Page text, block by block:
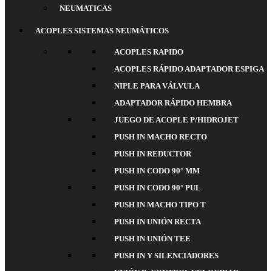
NEUMATICAS
ACOPLES SISTEMAS NEUMÁTICOS
ACOPLES RAPIDO
ACOPLES RÁPIDO ADAPTADOR ESPIGA
NIPLE PARA VÁLVULA
ADAPTADOR RÁPIDO HEMBRA
JUEGO DE ACOPLE P/HIDROJET
PUSH IN MACHO RECTO
PUSH IN REDUCTOR
PUSH IN CODO 90° MM
PUSH IN CODO 90° PUL
PUSH IN MACHO TIPO T
PUSH IN UNIÓN RECTA
PUSH IN UNIÓN TEE
PUSH IN Y SILENCIADORES